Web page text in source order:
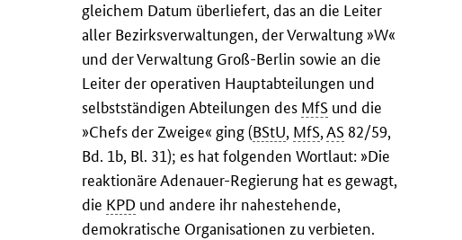
gleichem Datum überliefert, das an die Leiter
aller Bezirksverwaltungen, der Verwaltung »W«
und der Verwaltung Groß-Berlin sowie an die
Leiter der operativen Hauptabteilungen und
selbstständigen Abteilungen des MfS und die
»Chefs der Zweige« ging (BStU, MfS,AS 82/59,
Bd. 1b, Bl. 31); es hat folgenden Wortlaut: »Die
reaktionäre Adenauer-Regierung hat es gewagt,
die KPD und andere ihr nahestehende,
demokratische Organisationen zu verbieten.